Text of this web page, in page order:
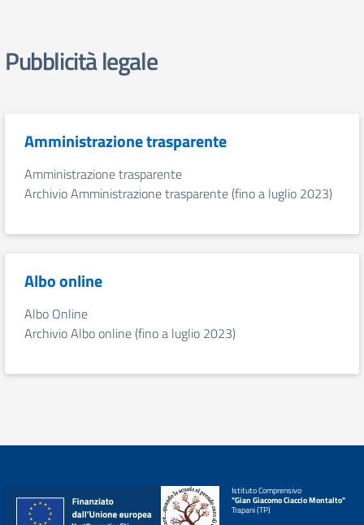
Pubblicità legale
Amministrazione trasparente
Amministrazione trasparente
Archivio Amministrazione trasparente (fino a luglio 2023)
Albo online
Albo Online
Archivio Albo online (fino a luglio 2023)
Istituto Comprensivo
"Gian Giacomo Ciaccio Montalto"
Trapani (TP)